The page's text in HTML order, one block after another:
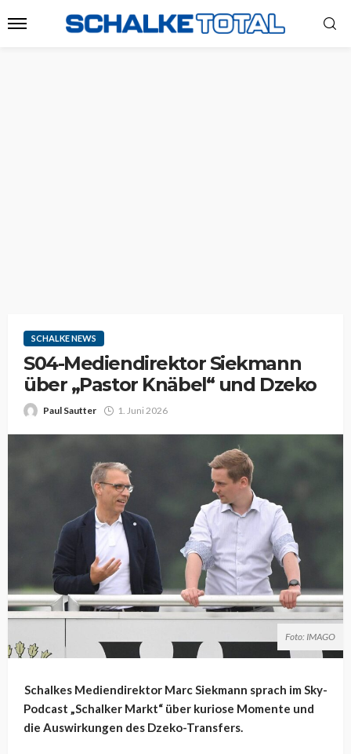
SCHALKE NEWS
S04-Mediendirektor Siekmann
über „Pastor Knäbel“ und Dzeko
Paul Sautter 1. Juni 2026
Foto: IMAGO
Schalkes Mediendirektor Marc Siekmann sprach im Sky-
Podcast „Schalker Markt“ über kuriose Momente und
die Auswirkungen des Dzeko-Transfers.